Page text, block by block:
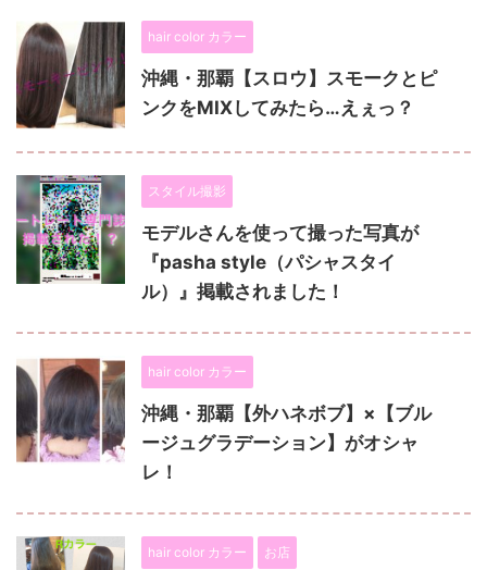
hair color カラー
沖縄・那覇【スロウ】スモークとピ
ンクをMIXしてみたら…えぇっ？
スタイル撮影
モデルさんを使って撮った写真が
『pasha style（パシャスタイ
ル）』掲載されました！
hair color カラー
沖縄・那覇【外ハネボブ】×【ブル
ージュグラデーション】がオシャ
レ！
hair color カラー お店